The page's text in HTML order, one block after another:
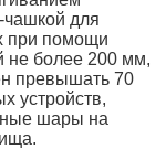
чашкой для
при помощи
не более 200 мм,
превышать 70
устройств,
шары на